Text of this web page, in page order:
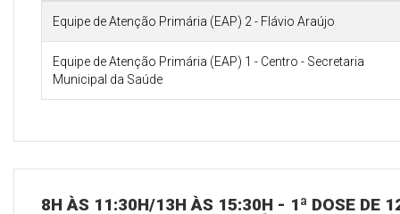
Equipe de Atenção Primária (EAP) 2 - Flávio Araújo
Equipe de Atenção Primária (EAP) 1 - Centro - Secretaria
Municipal da Saúde
8H ÀS 11:30H/13H ÀS 15:30H - 1ª DOSE DE